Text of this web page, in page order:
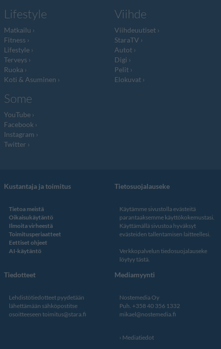
Lifestyle
Matkailu
Fitness
Lifestyle
Terveys
Ruoka
Koti & Asuminen
Viihde
Viihdeuutiset
StaraTV
Autot
Digi
Pelit
Elokuvat
Some
YouTube
Facebook
Instagram
Twitter
Kustantaja ja toimitus
Tietoa meistä
Oikaisukäytäntö
Ilmoita virheestä
Toimitusperiaatteet
Eettiset ohjeet
AI-käytäntö
Tietosuojalauseke
Käytämme sivustolla evästeitä
parantaaksemme käyttökokemustasi.
Käyttämällä sivustoa hyväksyt
evästeiden tallentamisen laitteellesi.
Verkkopalvelun tiedosuojalauseke
löytyy tästä.
Tiedotteet
Lehdistötiedotteet pyydetään
lähettämään sähköpostitse
osoitteeseen toimitus@stara.fi
Mediamyynti
Nostemedia Oy
Puh. +358 40 356 1332
mikael@nostemedia.fi
Mediatiedot